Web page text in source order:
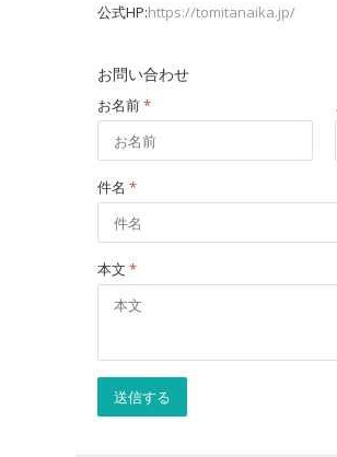
公式HP:https://tomitanaika.jp/
お問い合わせ
お名前*
件名 *
本文 *
送信する